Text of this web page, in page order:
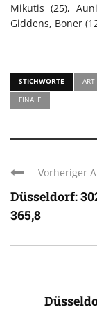
Mikutis (25),
Giddens, Boner
STICHWORTE ART
FINALE
Vorheriger
Düsseldorf:
365,8